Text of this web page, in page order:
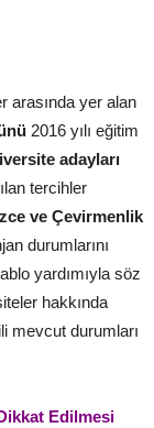
arasında yer alan
2016 yılı eğitim
adayları
tercihler
ve Çevirmenlik
durumlarını
yardımıyla söz
hakkında
mevcut durumları
Edilmesi